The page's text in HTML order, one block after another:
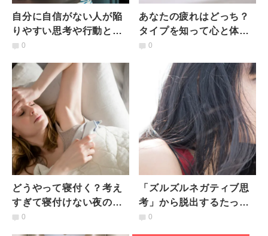
自分に自信がない人が陥
りやすい思考や行動と
は？克服するための5つの
0
あなたの疲れはどっち？
タイプを知って心と体の
疲れから自由になる方法
0
どうやって寝付く？考え
すぎて寝付けない夜の過
ごし方
0
「ズルズルネガティブ思
考」から脱出するたった2
つの考え方
0